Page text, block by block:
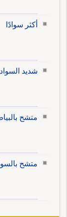
أكثر سوادًا
شديد السواد
متشح
متشح